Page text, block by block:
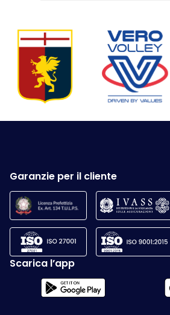
Garanzie per il cliente
Scarica l’app